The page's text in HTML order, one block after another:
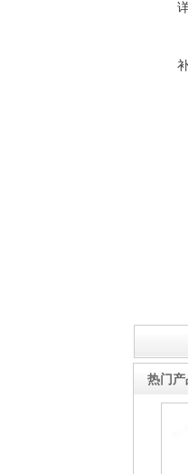
热门产